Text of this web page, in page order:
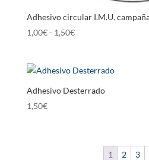
Adhesivo circular I.M.U.
1,00€- 1,50€Rango
desde
1,00€
Adhesivo Desterrado
1,50€
1 2 3